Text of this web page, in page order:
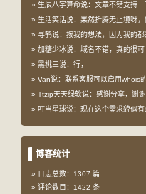
生辰八字算命说：文章不错支持一下
生活笑话说：果然折腾无止境呀
寻鹤说：按我的想法，因为我的都
加糖少冰说：域名不错，真的很可
黑桃三说：行，
Van说：联系客服可以启用whois
Ttzip天天绿软说：感谢分享，谢谢站长！
叮当星球说：现在这个需求貌似有点小
博客统计
日志总数：1307 篇
评论数目：1422 条